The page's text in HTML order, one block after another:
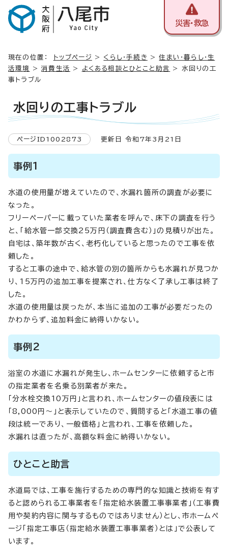
災害・救急
現在の位置： トップページ > くらし・手続き >住まい・暮らし・生
活環境
>消費生活 > よくある相談とひとこと助言
> 水回りの工
事トラブル
水回りの工事トラブル
ページID1002873 更新日 令和7年3月21日
事例1
水道の使用量が増えていたので、水漏れ箇所の調査が必要に
なった。
フリーペーパーに載っていた業者を呼んで、床下の調査を行う
と、「給水管一部交換25万円（調査費含む）」の見積りが出た。
自宅は、築年数が古く、老朽化していると思ったので工事を依
頼した。
すると工事の途中で、給水管の別の箇所からも水漏れが見つか
り、15万円の追加工事を提案され、仕方なく了承し工事は終了
した。
水道の使用量は戻ったが、本当に追加の工事が必要だったの
かわからず、追加料金に納得いかない。
事例2
浴室の水道に水漏れが発生し、ホームセンターに依頼すると市
の指定業者を名乗る別業者が来た。
「分水栓交換10万円」と言われ、ホームセンターの値段表には
「8,000円～」と表示していたので、質問すると「水道工事の値
段は統一であり、一般価格」と言われ、工事を依頼した。
水漏れは直ったが、高額な料金に納得いかない。
ひとこと助言
水道局では、工事を施行するための専門的な知識と技術を有す
ると認められる工事業者を「指定給水装置工事事業者」（工事費
用や契約内容に関与するものではありません）とし、市ホームペ
ージ「指定工事店（指定給水装置工事事業者）とは」で公表して
います。